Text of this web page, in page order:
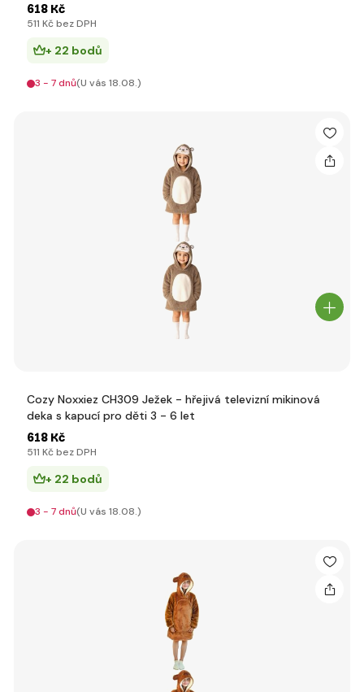
618 Kč
511 Kč bez DPH
+ 22 bodů
3 - 7 dnů(U vás 18.08.)
Cozy Noxxiez CH309 Ježek - hřejivá televizní mikinová
deka s kapucí pro děti 3 - 6 let
618 Kč
511 Kč bez DPH
+ 22 bodů
3 - 7 dnů(U vás 18.08.)